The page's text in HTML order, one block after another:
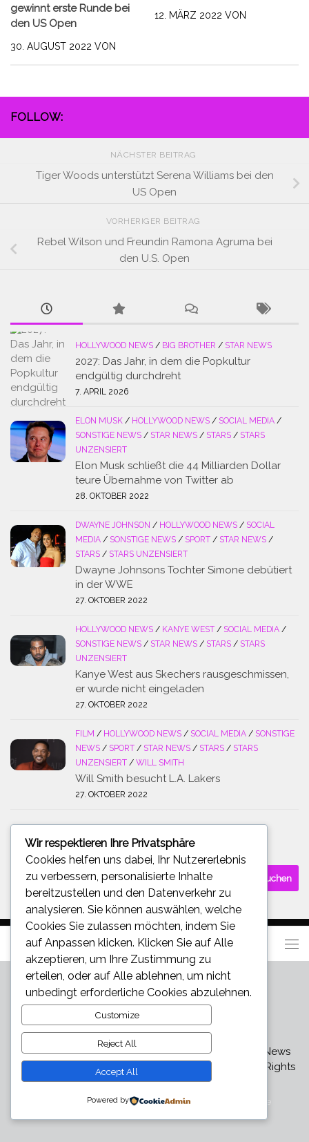
gewinnt erste Runde bei
den US Open
30. AUGUST 2022 VON
12. MÄRZ 2022 VON
FOLLOW:
NÄCHSTER BEITRAG
Tiger Woods unterstützt Serena Williams bei den
US Open
VORHERIGER BEITRAG
Rebel Wilson und Freundin Ramona Agruma bei
den U.S. Open
HOLLYWOOD NEWS / BIG BROTHER / STAR NEWS
2027: Das Jahr, in dem die Popkultur
endgültig durchdreht
7. APRIL 2026
ELON MUSK / HOLLYWOOD NEWS / SOCIAL MEDIA /
SONSTIGE NEWS / STAR NEWS / STARS / STARS
UNZENSIERT
Elon Musk schließt die 44 Milliarden Dollar
teure Übernahme von Twitter ab
28. OKTOBER 2022
DWAYNE JOHNSON / HOLLYWOOD NEWS / SOCIAL
MEDIA / SONSTIGE NEWS / SPORT / STAR NEWS /
STARS / STARS UNZENSIERT
Dwayne Johnsons Tochter Simone debütiert
in der WWE
27. OKTOBER 2022
HOLLYWOOD NEWS / KANYE WEST / SOCIAL MEDIA /
SONSTIGE NEWS / STAR NEWS / STARS / STARS
UNZENSIERT
Kanye West aus Skechers rausgeschmissen,
er wurde nicht eingeladen
27. OKTOBER 2022
FILM / HOLLYWOOD NEWS / SOCIAL MEDIA / SONSTIGE
NEWS / SPORT / STAR NEWS / STARS / STARS
UNZENSIERT / WILL SMITH
Will Smith besucht L.A. Lakers
27. OKTOBER 2022
SUCHE
Suchen
nach:
Star und Promi News - Aktuelle Bilder, Videos und News
über den neuesten Klatsch und Tratsch © 2026. All Rights
Reserved.
Präsentiert von - Entworfen mit dem Hueman-Theme
Wir respektieren Ihre Privatsphäre
Cookies helfen uns dabei, Ihr Nutzererlebnis
zu verbessern, personalisierte Inhalte
bereitzustellen und den Datenverkehr zu
analysieren. Sie können auswählen, welche
Cookies Sie zulassen möchten, indem Sie
auf Anpassen klicken. Klicken Sie auf Alle
akzeptieren , um Ihre Zustimmung zu
erteilen, oder auf Alle ablehnen , um nicht
unbedingt erforderliche Cookies abzulehnen.
Customize
Reject All
Accept All
Powered by